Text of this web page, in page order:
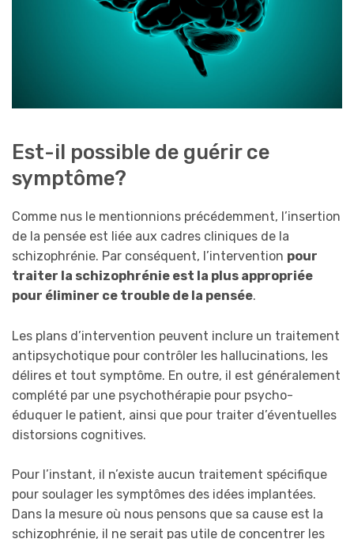
Est-il possible de guérir ce
symptôme?
Comme nus le mentionnions précédemment, l’insertion
de la pensée est liée aux cadres cliniques de la
schizophrénie. Par conséquent, l’intervention pour
traiter la schizophrénie est la plus appropriée
pour éliminer ce trouble de la pensée.
Les plans d’intervention peuvent inclure un traitement
antipsychotique pour contrôler les hallucinations, les
délires et tout symptôme. En outre, il est généralement
complété par une psychothérapie pour psycho-
éduquer le patient, ainsi que pour traiter d’éventuelles
distorsions cognitives.
Pour l’instant, il n’existe aucun traitement spécifique
pour soulager les symptômes des idées implantées.
Dans la mesure où nous pensons que sa cause est la
schizophrénie, il ne serait pas utile de concentrer les